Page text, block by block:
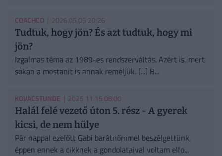
COACHCO | 2026.05.05 20:26
Tudtuk, hogy jön? És azt tudtuk, hogy mi
jön?
Izgalmas téma az 1989-es rendszerváltás. Azért is, mert
sokan a mostanit is annak reméljük. [...] B...
KOVACSTUNDE | 2025.11.15 08:00
Halál felé vezető úton 5. rész - A gyerek
kicsi, de nem hülye
Pár nappal ezelőtt Gabi barátnőmmel beszélgettünk,
éppen ennek a cikknek a gondolataival voltam elfo...